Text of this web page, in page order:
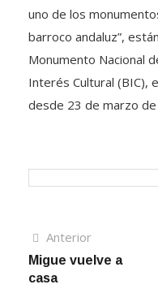
uno de los
barroco andaluz”,
Monumento Nacional
Interés Cultural (BIC),
desde 23 de marzo
Navegación
de
AnteriorArtículo
anterior
Migue vuelve a
casa